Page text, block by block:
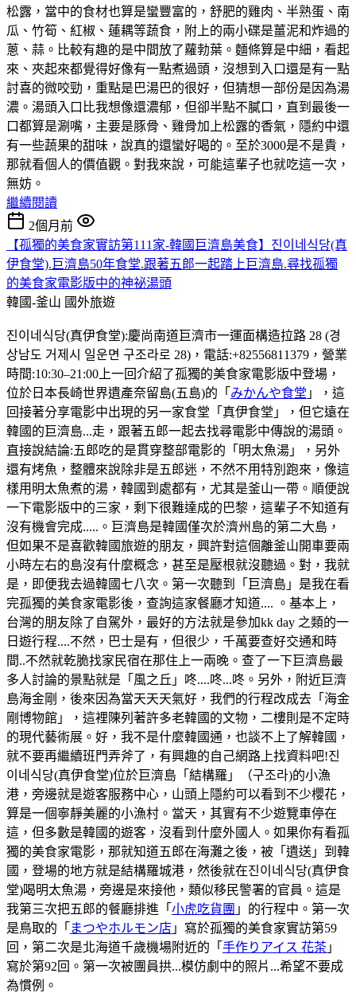
松露，當中的食材也算是蠻豐富的，舒肥的雞肉、半熟蛋、南
瓜、竹筍、紅椒、蓮耦等蔬食，附上的兩小碟是薑泥和炸過的
蔥、蒜。比較有趣的是中間放了蘿勃葉。麵條算是中細，看起
來、夾起來都覺得好像有一點煮過頭，沒想到入口還是有一點
討喜的微咬勁，重點是巴湯巴的很好，但猜想一部份是因為湯
濃。湯頭入口比我想像還濃郁，但卻半點不膩口，直到最後一
口都算是涮嘴，主要是豚骨、雞骨加上松露的香氣，隱約中還
有一些蔬果的甜味，說真的還蠻好喝的。至於3000是不是貴，
那就看個人的價值觀。對我來說，可能這輩子也就吃這一次，
無妨。
繼續閱讀
2個月前
【孤獨的美食家實訪第111家-韓國巨濟島美食】진이네식당(真
伊食堂).巨濟島50年食堂.跟著五郎一起踏上巨濟島.尋找孤獨
的美食家電影版中的神祕湯頭
韓國-釜山 國外旅遊
진이네식당(真伊食堂):慶尚南道巨濟市一運面構造拉路 28 (경
상남도 거제시 일운면 구조라로 28)，電話:+82556811379，營業
時間:10:30–21:00上一回介紹了孤獨的美食家電影版中登場，
位於日本長崎世界遺產奈留島(五島)的「 みかんや食堂 」，這
回接著分享電影中出現的另一家食堂「真伊食堂」，但它遠在
韓國的巨濟島...走，跟著五郎一起去找尋電影中傳說的湯頭。
直接說結論:五郎吃的是貫穿整部電影的「明太魚湯」，另外
還有烤魚，整體來說除非是五郎迷，不然不用特別跑來，像這
樣用明太魚煮的湯，韓國到處都有，尤其是釜山一帶。順便說
一下電影版中的三家，剩下很難達成的巴黎，這輩子不知道有
沒有機會完成.....。巨濟島是韓國僅次於濟州島的第二大島，
但如果不是喜歡韓國旅遊的朋友，興許對這個離釜山開車要兩
小時左右的島沒有什麼概念，甚至是壓根就沒聽過。對，我就
是，即便我去過韓國七八次。第一次聽到「巨濟島」是我在看
完孤獨的美食家電影後，查詢這家餐廳才知道.... 。基本上，
台灣的朋友除了自駕外，最好的方法就是參加kk day 之類的一
日遊行程....不然，巴士是有，但很少，千萬要查好交通和時
間..不然就乾脆找家民宿在那住上一兩晚。查了一下巨濟島最
多人討論的景點就是「風之丘」咚....咚...咚。另外，附近巨濟
島海金剛，後來因為當天天天氣好，我們的行程改成去「海金
剛博物館」，這裡陳列著許多老韓國的文物，二樓則是不定時
的現代藝術展。好，我不是什麼韓國通，也談不上了解韓國，
就不要再繼續班門弄斧了，有興趣的自己網路上找資料吧!진
이네식당(真伊食堂)位於巨濟島「結構羅」（구조라)的小漁
港，旁邊就是遊客服務中心，山頭上隱約可以看到不少櫻花，
算是一個寧靜美麗的小漁村。當天，其實有不少遊覽車停在
這，但多數是韓國的遊客，沒看到什麼外國人。如果你有看孤
獨的美食家電影，那就知道五郎在海灘之後，被「遺送」到韓
國，登場的地方就是結構羅城港，然後就在진이네식당(真伊食
堂)喝明太魚湯，旁邊是來接他，類似移民警署的官員。這是
我第三次把五郎的餐廳排進「 小虎吃貨團 」的行程中。第一次
是鳥取的「 まつやホルモン店 」寫於孤獨的美食家實訪第59
回，第二次是北海道千歲機場附近的「 手作りアイス 花茶 」
寫於第92回。第一次被團員拱...模仿劇中的照片...希望不要成
為慣例。